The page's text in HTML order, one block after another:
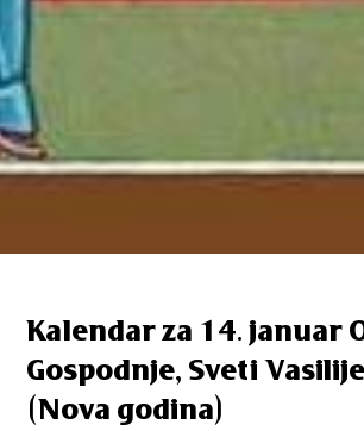
Kalendar za 14. januar
Go­spod­nje, Sve­ti
(No­va go­di­na)